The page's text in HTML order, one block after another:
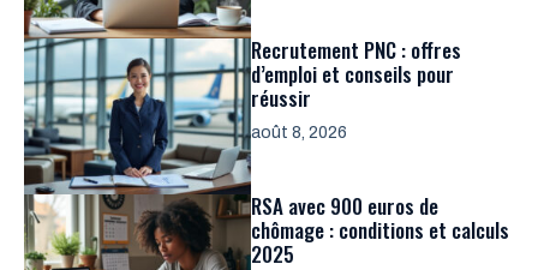
Recrutement PNC : offres
d’emploi et conseils pour
réussir
août 8, 2026
RSA avec 900 euros de
chômage : conditions et calculs
2025